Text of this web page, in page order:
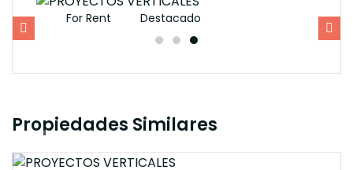
For Rent Destacado
Propiedades Similares